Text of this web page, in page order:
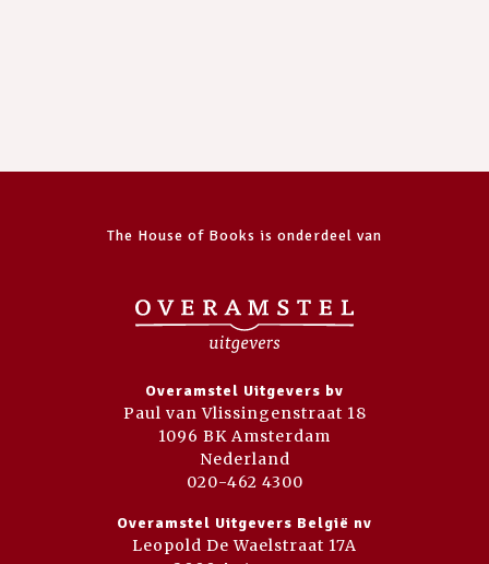
The House of Books is onderdeel van
Overamstel Uitgevers bv
Paul van Vlissingenstraat 18
1096 BK Amsterdam
Nederland
020-462 4300
Overamstel Uitgevers België nv
Leopold De Waelstraat 17A